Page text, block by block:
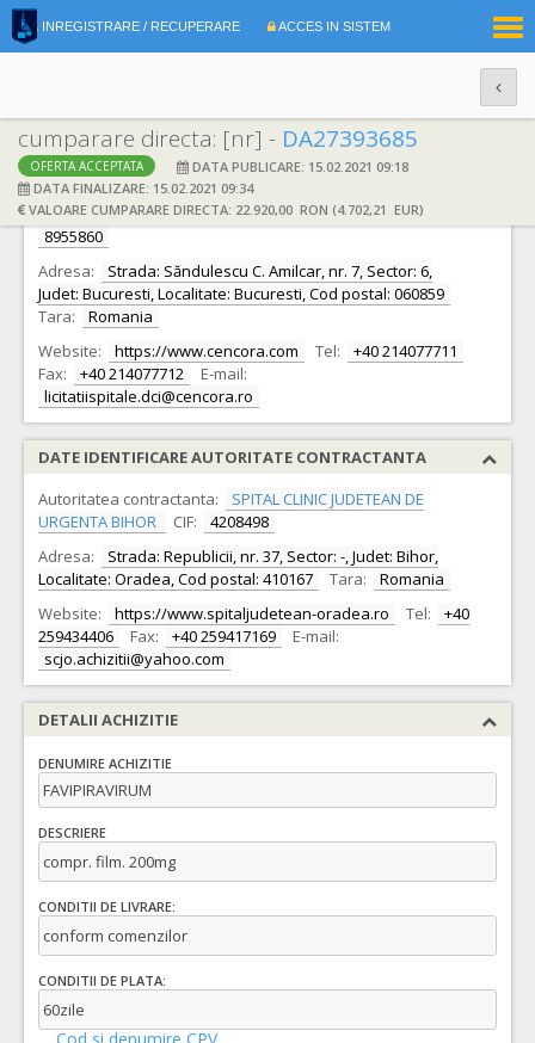
INREGISTRARE / RECUPERARE ACCES IN SISTEM
cumparare directa: [nr] - DA27393685
OFERTA ACCEPTATA
DATA PUBLICARE: 15.02.2021 09:18
DATA FINALIZARE: 15.02.2021 09:34
VALOARE CUMPARARE DIRECTA: 22.920,00 RON (4.702,21 EUR)
DATE IDENTIFICARE OFERTANT
Ofertant: S.C. ALLIANCE HEALTHCARE ROMANIA S.R.L.
8955860
Adresa:
Strada: Săndulescu C. Amilcar, nr. 7, Sector: 6,
Judet: Bucuresti, Localitate: Bucuresti, Cod postal: 060859
Tara:
Romania
Website:
https://www.cencora.com Tel:
+40 214077711
Fax:
+40 214077712
E-mail:
licitatiispitale.dci@cencora.ro
DATE IDENTIFICARE AUTORITATE CONTRACTANTA
Autoritatea contractanta:
SPITAL CLINIC JUDETEAN DE
URGENTA BIHOR
CIF:
4208498
Adresa:
Strada: Republicii, nr. 37, Sector: -, Judet: Bihor,
Localitate: Oradea, Cod postal: 410167
Tara:
Romania
Website:
https://www.spitaljudetean-oradea.ro Tel:
+40
259434406
Fax: +40 259417169
E-mail:
scjo.achizitii@yahoo.com
DETALII ACHIZITIE
DENUMIRE ACHIZITIE
FAVIPIRAVIRUM
DESCRIERE
compr. film. 200mg
CONDITII DE LIVRARE:
conform comenzilor
CONDITII DE PLATA:
60zile